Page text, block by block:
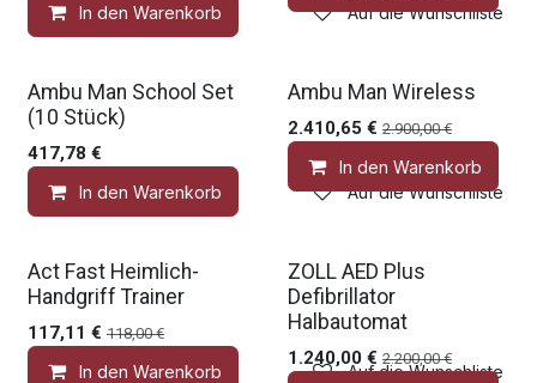
In den Warenkorb Auf die Wunschliste
Gratis Zubehör
Ambu Man School Set
(10 Stück)
417,78 €
In den Warenkorb Auf die Wunschliste
Gratis Zubehör
Ambu Man Wireless
2.410,65 € 2.900,00€
In den Warenkorb
Medic Deal
Act Fast Heimlich-
Handgriff Trainer
117,11 € 118,00€
In den Warenkorb Auf die Wunschliste
ZOLL AED Plus
Defibrillator
Halbautomat
1.240,00€ 2.200,00€